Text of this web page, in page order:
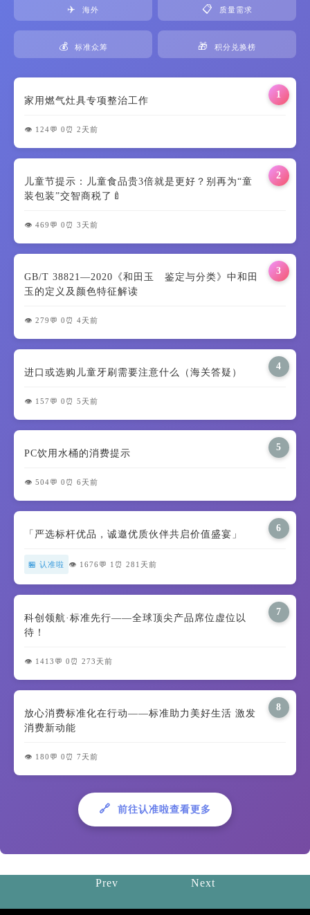
✈️ 海外 📋 质量需求
💰 标准众筹 🎁 积分兑换榜
1
家用燃气灶具专项整治工作
👁️ 124💬 0 ⏰ 2天前
2
儿童节提示：儿童食品贵3倍就是更好？别再为“童
装包装”交智商税了🍼
👁️ 469 💬 0 ⏰ 3天前
3
GB/T 38821—2020《和田玉 鉴定与分类》中和田
玉的定义及颜色特征解读
👁️ 279 💬 0 ⏰ 4天前
4
进口或选购儿童牙刷需要注意什么（海关答疑）
👁️ 157 💬 0 ⏰ 5天前
5
PC饮用水桶的消费提示
👁️ 504💬 0 ⏰ 6天前
6
「严选标杆优品，诚邀优质伙伴共启价值盛宴」
🏪 认准啦 👁️ 1676 💬 1 ⏰ 281天前
7
科创领航·标准先行——全球顶尖产品席位虚位以
待！
👁️ 1413 💬 0 ⏰ 273天前
8
放心消费标准化在行动——标准助力美好生活 激发
消费新动能
👁️ 180 💬 0 ⏰ 7天前
🔗 前往认准啦查看更多
Prev Next